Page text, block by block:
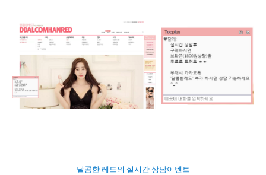
달콤한 레드의 실시간 상담이벤트